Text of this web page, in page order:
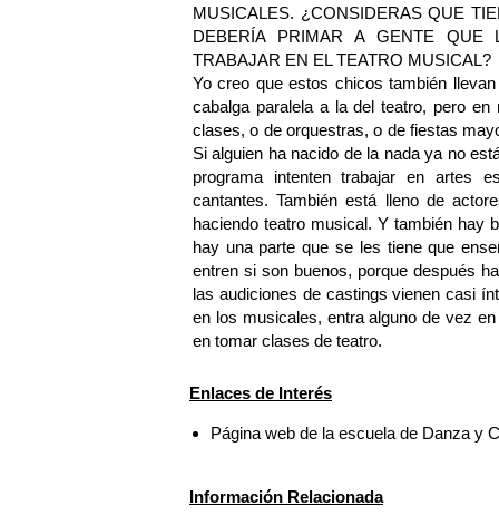
MUSICALES. ¿CONSIDERAS QUE
DEBERÍA PRIMAR A GENTE QUE
TRABAJAR EN EL TEATRO MUSICAL?
Yo creo que estos chicos también
cabalga paralela a la del teatro, pero
clases, o de orquestras, o de fiestas
Si alguien ha nacido de la nada ya no
programa intenten trabajar en artes
cantantes. También está lleno de
haciendo teatro musical. Y también hay
hay una parte que se les tiene que
entren si son buenos, porque después
las audiciones de castings vienen casi
en los musicales, entra alguno de vez
en tomar clases de teatro.
Enlaces de Interés
Página web de la escuela de Danza y
Información Relacionada